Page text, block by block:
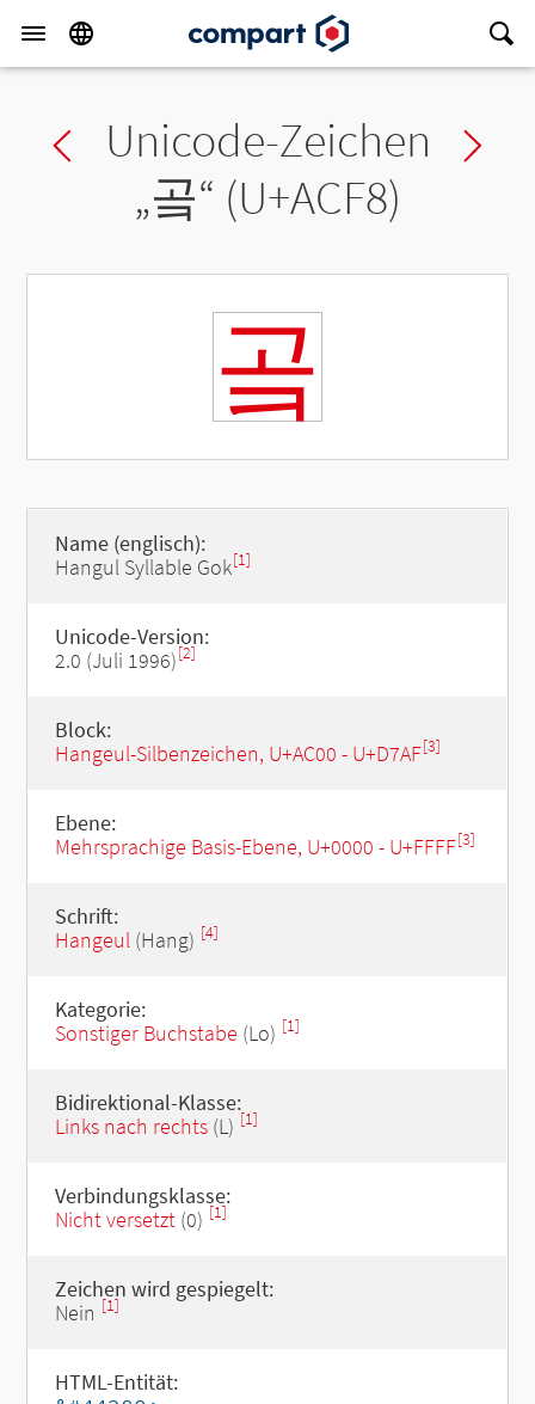
Previous char
Unicode-Zeichen
„곸“ (U+ACF8)
곸
Name (englisch):
Hangul Syllable Gok[1]
Unicode-Version:
2.0 (Juli 1996)[2]
Block:
Hangeul-Silbenzeichen, U+AC00 - U+D7AF[3]
Ebene:
Mehrsprachige Basis-Ebene, U+0000 - U+FFFF[3]
Schrift:
Hangeul(Hang) [4]
Kategorie:
Sonstiger Buchstabe (Lo) [1]
Bidirektional-Klasse:
Links nach rechts(L) [1]
Verbindungsklasse:
Nicht versetzt(0) [1]
Zeichen wird gespiegelt:
Nein [1]
HTML-Entität: